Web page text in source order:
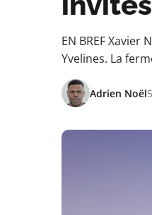
EN BREF
Yvelines. La
Adrien Noël